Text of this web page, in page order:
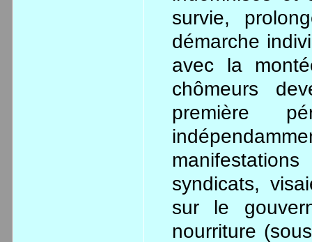
survie,
démarche
avec la
chômeurs
première
syndicats,
sur le
nourriture